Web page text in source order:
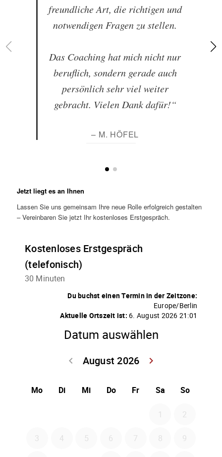
freundliche Art, die richtigen und
notwendigen Fragen zu stellen.
Das Coaching hat mich nicht nur
beruflich, sondern gerade auch
persönlich sehr viel weiter
gebracht. Vielen Dank dafür!“
– M. HÖFEL
Jetzt liegt es an Ihnen
Lassen Sie uns gemeinsam Ihre neue Rolle erfolgreich gestalten
– Vereinbaren Sie jetzt Ihr kostenloses Erstgespräch.